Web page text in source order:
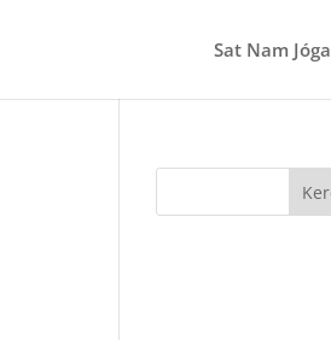
Sat Nam Jóga